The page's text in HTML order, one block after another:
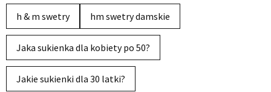
h & m swetry hm swetry damskie
Jaka sukienka dla kobiety po 50?
Jakie sukienki dla 30 latki?